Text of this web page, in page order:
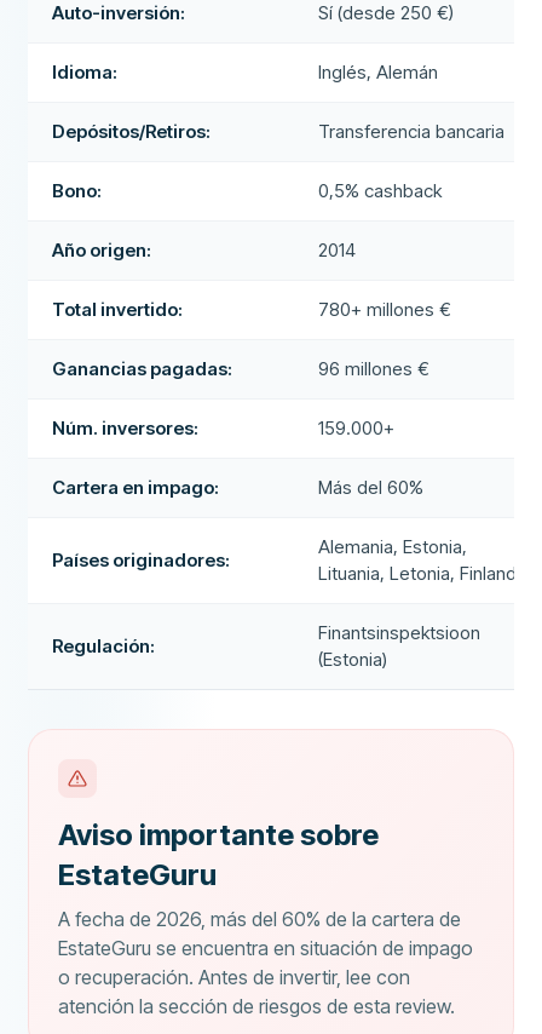
Auto-inversión: Sí (desde 250 €)
Idioma: Inglés, Alemán
Depósitos/Retiros: Transferencia bancaria
Bono: 0,5% cashback
Año origen: 2014
Total invertido: 780+ millones €
Ganancias pagadas: 96 millones €
Núm. inversores: 159.000+
Cartera en impago: Más del 60%
Países originadores:
Alemania, Estonia,
Lituania, Letonia, Finlandia
Regulación:
Finantsinspektsioon
(Estonia)
Aviso importante sobre
EstateGuru
A fecha de 2026, más del 60% de la cartera de
EstateGuru se encuentra en situación de impago
o recuperación. Antes de invertir, lee con
atención la sección de riesgos de esta review.